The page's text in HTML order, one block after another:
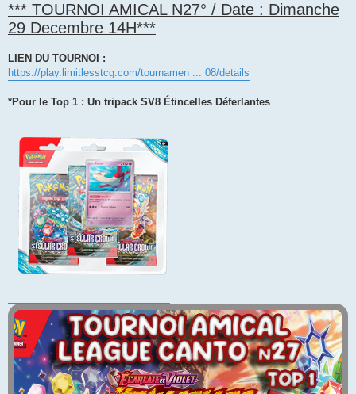
*** TOURNOI AMICAL N27° / Date : Dimanche
29 Decembre 14H***
LIEN DU TOURNOI :
https://play.limitlesstcg.com/tournamen ... 08/details
*Pour le Top 1 : Un tripack SV8 Étincelles Déferlantes